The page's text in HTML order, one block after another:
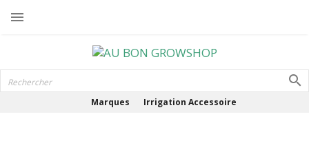

Marques Irrigation Accessoire